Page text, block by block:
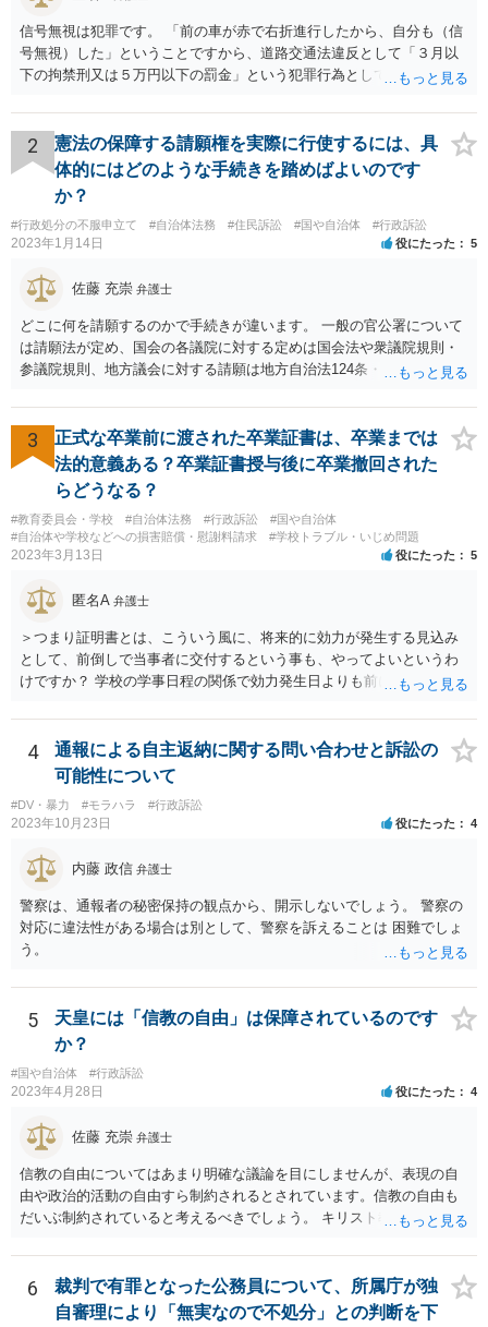
信号無視は犯罪です。 「前の車が赤で右折進行したから、自分も（信
号無視）した」ということですから、道路交通法違反として「３月以
下の拘禁刑又は５万円以下の罰金」という犯罪行為として処罰される
ようとしまいと現行犯逮捕できるわけです。 そこを、「サインをしな
いと逮捕する」というのは、「現行犯逮捕して刑事処分（罰金でも前
科になる）にできるが、認めてサインすれば反則処理（何千円程度の
反則金があっても前科にならない）ですませてあげる」という意味で
す。 あなたはこの警察官を非難するのではなく、感謝すべきというこ
とです。 警察官の「こんな事を言うのだったら免許証返した方がい
い」との発言ですが、実際「前の車が赤で右折進行したから、自分も
（信号無視）した」というあなたと同じ考えの人が運転をしている公
道は、きちんと交通ルールを守っている人や歩行者らにとってとても
納してほしいと思うのが社会の大勢です。 実際「交通違反を繰り返せ
ば免許停止や取消（強制返納）になる」のはそういうことです。 たま
たま（あなたにとって）いい警察官にあたったことをきっかけに、む
で右折進行したけど、自分は右折進行を思いとどまった」と交通ルー
ルを遵守するドライバーになってほしいと期待しています。
2
憲法の保障する請願権を実際に行使するには、具
体的にはどのような手続きを踏めばよいのです
か？
#行政処分の不服申立て #自治体法務 #住民訴訟 #国や自治体 #行政訴訟
2023年1月14日 役にたった 5
佐藤 充崇 弁護士
どこに何を請願するのかで手続きが違います。 一般の官公署について
は請願法が定め、国会の各議院に対する定めは国会法や衆議院規則・
参議院規則、地方議会に対する請願は地方自治法124条・125条が定め
スムースかと思います。
3
正式な卒業前に渡された卒業証書は、卒業までは
法的意義ある？卒業証書授与後に卒業撤回された
らどうなる？
#教育委員会・学校 #自治体法務 #行政訴訟
#国や自治体
#自治体や学校などへの損害賠償・慰謝料請求
#学校トラブル・いじめ問題
2023年3月13日 役にたった 5
匿名A 弁護士
＞つまり証明書とは、こういう風に、将来的に効力が発生する見込み
として、前倒しで当事者に交付するという事も、やってよいというわ
けですか？ 学校の学事日程の関係で効力発生日よりも前に交付したか
でしょう。 両者をそろえるに越したことはないですが、卒業式の日程
自体は各学校によって慣例として定められることが多いですし、学籍
離脱日も、学校によって異なるようですから、そのこと自体に特に問
題はないでしょう。 ＞万一、効力発生日より前に、その効力が無効と
なる出来事が起こったとしたら、その証明書は効力を発生する事な
く、証明書としては無効化されるということですね？ そう考えるのが
自然でしょう。 ただし、卒業証書自体は、通常記載されている内容
が、全課程を修了したという事実について記載されており、卒業式時
点では、そのこと自体は過去の事実として間違いないので、卒業証書
自体の無効かどうかという法的な効力を議論するものではないでしょ
う。 問題は、証書そのものではなく、在学中に何らかの問題を起こし
て学籍を剥奪されたかどうか、ということなので、厳密に言えば卒業
証書自体の議論とは直接関係しないと思います。
4
通報による自主返納に関する問い合わせと訴訟の
可能性について
#DV・暴力 #モラハラ #行政訴訟
2023年10月23日 役にたった 4
内藤 政信 弁護士
警察は、通報者の秘密保持の観点から、開示しないでしょう。 警察の
対応に違法性がある場合は別として、警察を訴えることは 困難でしょ
う。
5
天皇には「信教の自由」は保障されているのです
か？
#国や自治体 #行政訴訟
2023年4月28日 役にたった 4
佐藤 充崇 弁護士
信教の自由についてはあまり明確な議論を目にしませんが、表現の自
由や政治的活動の自由すら制約されるとされています。信教の自由も
だいぶ制約されていると考えるべきでしょう。 キリスト教の信仰につ
由に宮中の祭祀・儀礼に関する儀式を拒否したり、それら儀式の遂行
を批判する意見を公にすることが無制限に許されるとは思えません。
6
裁判で有罪となった公務員について、所属庁が独
自審理により「無実なので不処分」との判断を下